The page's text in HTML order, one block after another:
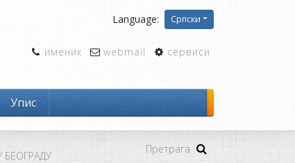
Language: Српски
именик webmail сервиси
Упис
БЕОГРАДУ